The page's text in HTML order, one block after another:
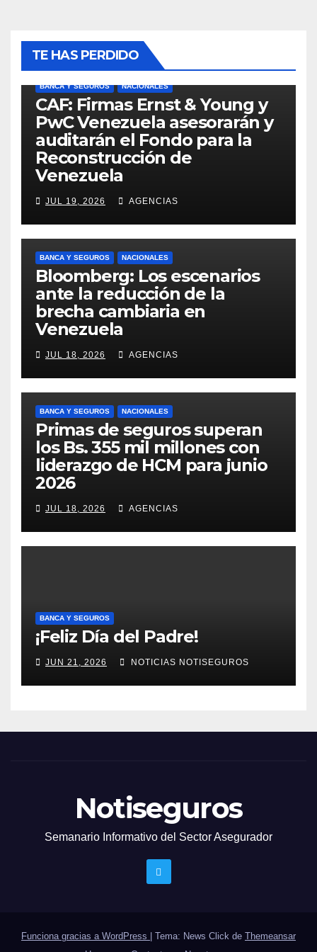
TE HAS PERDIDO
BANCA Y SEGUROS NACIONALES
CAF: Firmas Ernst & Young y
PwC Venezuela asesorarán y
auditarán el Fondo para la
Reconstrucción de
Venezuela
JUL 19, 2026 AGENCIAS
BANCA Y SEGUROS NACIONALES
Bloomberg: Los escenarios
ante la reducción de la
brecha cambiaria en
Venezuela
JUL 18, 2026 AGENCIAS
BANCA Y SEGUROS NACIONALES
Primas de seguros superan
los Bs. 355 mil millones con
liderazgo de HCM para junio
2026
JUL 18, 2026 AGENCIAS
BANCA Y SEGUROS
¡Feliz Día del Padre!
JUN 21, 2026 NOTICIAS NOTISEGUROS
Notiseguros
Semanario Informativo del Sector Asegurador
Funciona gracias a WordPress Tema: News Click de Themeansar